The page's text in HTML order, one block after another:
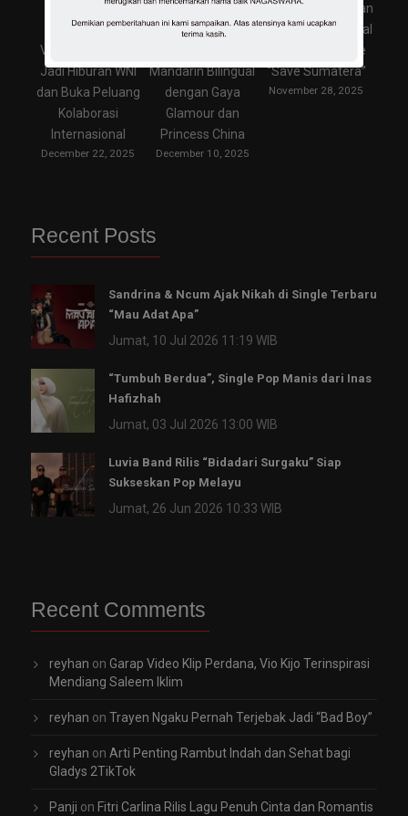
Konten Ligea
Tembus 6 Juta
Views di Jepang,
Jadi Hiburan WNI
dan Buka Peluang
Kolaborasi
Internasional
December 22, 2025
Keke Lo Tampil Dua
Hari di Riau,
Mandarin Bilingual
dengan Gaya
Glamour dan
Princess China
December 10, 2025
Luvia Band Serukan
Solidaritas Nasional
Lewat Kampanye
“Save Sumatera”
November 28, 2025
Recent Posts
Sandrina & Ncum Ajak Nikah di Single Terbaru
“Mau Adat Apa”
Jumat, 10 Jul 2026 11:19 WIB
“Tumbuh Berdua”, Single Pop Manis dari Inas
Hafizhah
Jumat, 03 Jul 2026 13:00 WIB
Luvia Band Rilis “Bidadari Surgaku” Siap
Sukseskan Pop Melayu
Jumat, 26 Jun 2026 10:33 WIB
Recent Comments
reyhan on Garap Video Klip Perdana, Vio Kijo Terinspirasi
Mendiang Saleem Iklim
reyhan on Trayen Ngaku Pernah Terjebak Jadi “Bad Boy”
reyhan on Arti Penting Rambut Indah dan Sehat bagi
Gladys 2TikTok
Panji on Fitri Carlina Rilis Lagu Penuh Cinta dan Romantis